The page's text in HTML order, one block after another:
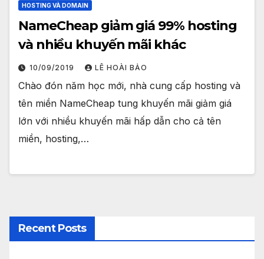
HOSTING VÀ DOMAIN
NameCheap giảm giá 99% hosting
và nhiều khuyến mãi khác
10/09/2019 LÊ HOÀI BẢO
Chào đón năm học mới, nhà cung cấp hosting và
tên miền NameCheap tung khuyến mãi giảm giá
lớn với nhiều khuyến mãi hấp dẫn cho cả tên
miền, hosting,…
Recent Posts